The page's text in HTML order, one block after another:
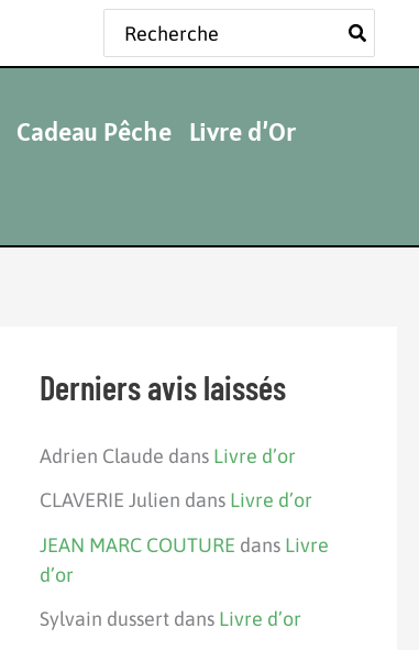
Rechercher:
Cadeau Pêche Livre d’Or
Derniers avis laissés
Adrien Claude dans Livre d’or
CLAVERIE Julien dans Livre d’or
JEAN MARC COUTURE dans Livre
d’or
Sylvain dussertdans Livre d’or